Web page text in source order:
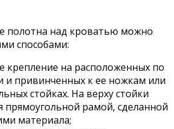
полотна над кроватью можно
способами:
крепление на расположенных по
и привинченных к ее ножкам или
стойках. На верху стойки
прямоугольной рамой, сделанной
материала;